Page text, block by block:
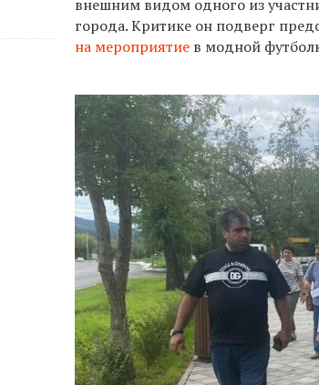
внешним видом одного из
города. Критике он подверг
на мероприятие в модной